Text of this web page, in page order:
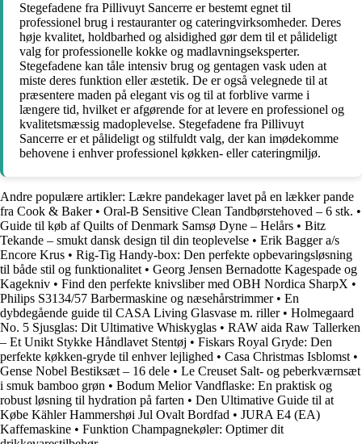
Stegefadene fra Pillivuyt Sancerre er bestemt egnet til
professionel brug i restauranter og cateringvirksomheder. Deres
høje kvalitet, holdbarhed og alsidighed gør dem til et pålideligt
valg for professionelle kokke og madlavningseksperter.
Stegefadene kan tåle intensiv brug og gentagen vask uden at
miste deres funktion eller æstetik. De er også velegnede til at
præsentere maden på elegant vis og til at forblive varme i
længere tid, hvilket er afgørende for at levere en professionel og
kvalitetsmæssig madoplevelse. Stegefadene fra Pillivuyt
Sancerre er et pålideligt og stilfuldt valg, der kan imødekomme
behovene i enhver professionel køkken- eller cateringmiljø.
Andre populære artikler: Lækre pandekager lavet på en lækker pande
fra Cook & Baker• Oral-B Sensitive Clean Tandbørstehoved – 6 stk. •
Guide til køb af Quilts of Denmark Samsø Dyne – Helårs • Bitz
Tekande – smukt dansk design til din teoplevelse • Erik Bagger a/s
Encore Krus • Rig-Tig Handy-box: Den perfekte opbevaringsløsning
til både stil og funktionalitet • Georg Jensen Bernadotte Kagespade og
Kagekniv • Find den perfekte knivsliber med OBH Nordica SharpX •
Philips S3134/57 Barbermaskine og næsehårstrimmer• En
dybdegående guide til CASA Living Glasvase m. riller• Holmegaard
No. 5 Sjusglas: Dit Ultimative Whiskyglas • RAW aida Raw Tallerken
– Et Unikt Stykke Håndlavet Stentøj • Fiskars Royal Gryde: Den
perfekte køkken-gryde til enhver lejlighed • Casa Christmas Isblomst •
Gense Nobel Bestiksæt – 16 dele • Le Creuset Salt- og peberkværnsæt
i smuk bamboo grøn • Bodum Melior Vandflaske: En praktisk og
robust løsning til hydration på farten • Den Ultimative Guide til at
Købe Kähler Hammershøi Jul Ovalt Bordfad • JURA E4 (EA)
Kaffemaskine • Funktion Champagnekøler: Optimer dit